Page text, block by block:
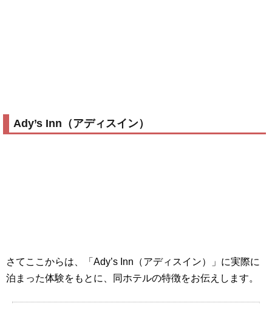
Ady’s Inn（アディスイン）
さてここからは、「Ady’s Inn（アディスイン）」に実際に
泊まった体験をもとに、同ホテルの特徴をお伝えします。